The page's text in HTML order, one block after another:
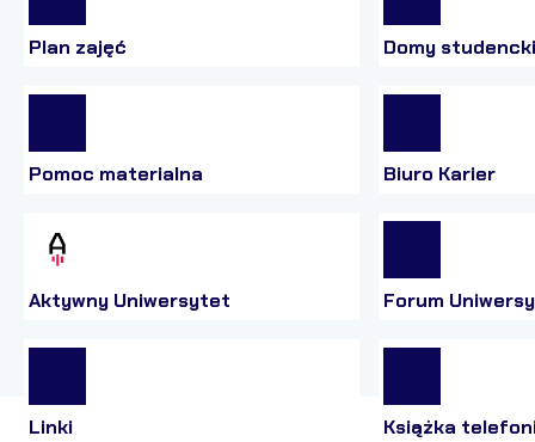
Plan zajęć Domy
Pomoc materialna Biuro Karier
Aktywny Uniwersytet Forum
Linki Książka